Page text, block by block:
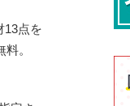
13点を
。